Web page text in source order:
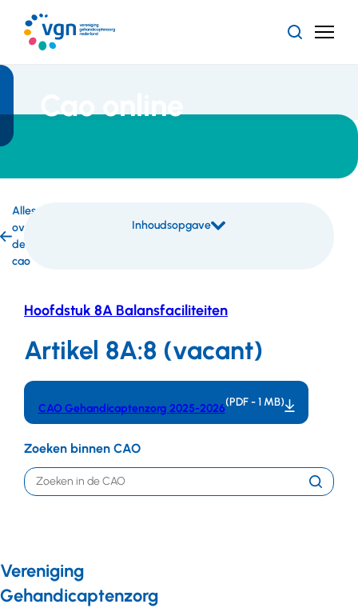
naar
hoofdinhoud
ZoekenMenu
Cao online
Alles
over
de
cao
Inhoudsopgave
Hoofdstuk 8A Balansfaciliteiten
Artikel 8A:8 (vacant)
CAO Gehandicaptenzorg 2025-2026(PDF - 1 MB)
Zoeken binnen CAO
Trefwoord
Zoeken
Vereniging
Gehandicaptenzorg